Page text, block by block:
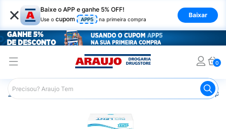
× Baixe o APP e ganhe 5% OFF!
Use o cupom APP5 na primeira compra
Baixar
0
Araujo Medicamentos Produtos